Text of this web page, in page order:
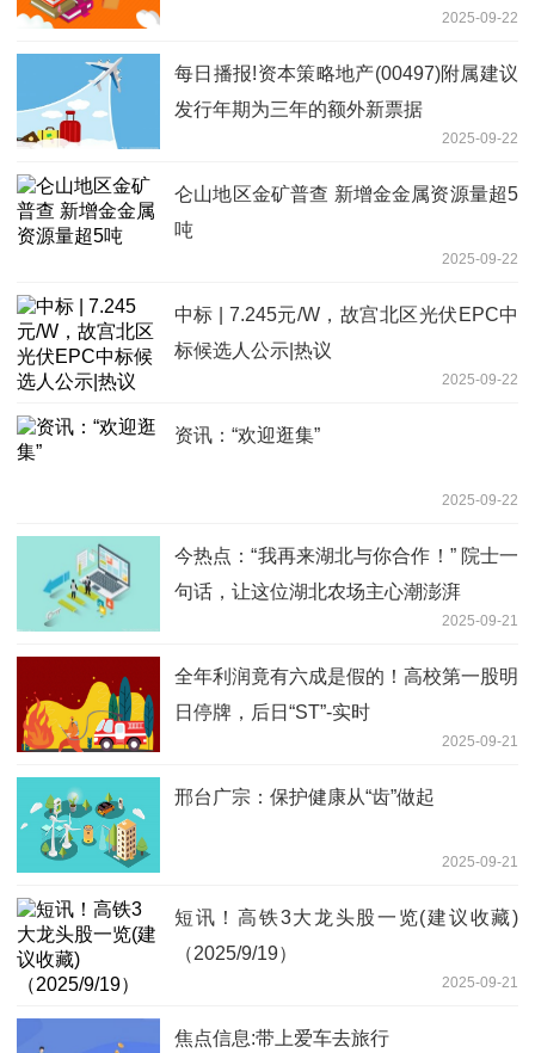
传苹果要求提高iPhone 17日产量2025-09-22
每日播报!资本策略地产(00497)附属建议
发行年期为三年的额外新票据
2025-09-22
仑山地区金矿普查 新增金金属资源量超5
吨
2025-09-22
中标 | 7.245元/W，故宫北区光伏EPC中
标候选人公示|热议
2025-09-22
资讯：“欢迎逛集”
2025-09-22
今热点：“我再来湖北与你合作！” 院士一
句话，让这位湖北农场主心潮澎湃
2025-09-21
全年利润竟有六成是假的！高校第一股明
日停牌，后日“ST”-实时
2025-09-21
邢台广宗：保护健康从“齿”做起
2025-09-21
短讯！高铁3大龙头股一览(建议收藏)
（2025/9/19）
2025-09-21
焦点信息:带上爱车去旅行